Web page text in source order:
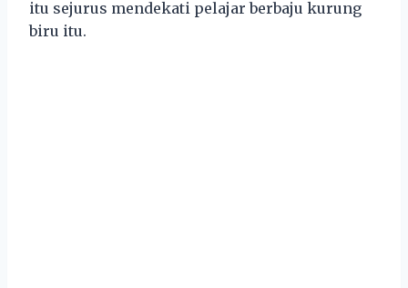
itu sejurus mendekati pelajar berbaju kurung
biru itu.